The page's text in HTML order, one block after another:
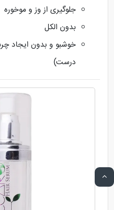
جلوگیری از وز و موخوره
بدون الکل
خوشبو و بدون ایجاد
درست)